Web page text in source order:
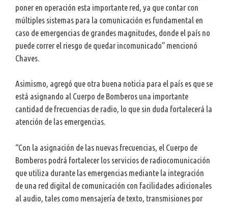
poner en operación esta importante red, ya que contar con
múltiples sistemas para la comunicación es fundamental en
caso de emergencias de grandes magnitudes, donde el país no
puede correr el riesgo de quedar incomunicado” mencionó
Chaves.
Asimismo, agregó que otra buena noticia para el país es que se
está asignando al Cuerpo de Bomberos una importante
cantidad de frecuencias de radio, lo que sin duda fortalecerá la
atención de las emergencias.
“Con la asignación de las nuevas frecuencias, el Cuerpo de
Bomberos podrá fortalecer los servicios de radiocomunicación
que utiliza durante las emergencias mediante la integración
de una red digital de comunicación con facilidades adicionales
al audio, tales como mensajería de texto, transmisiones por